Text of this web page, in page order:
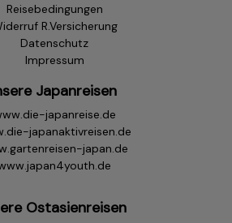
Reisebedingungen
R.Versicherung
Datenschutz
Impressum
Japanreisen
japanreise.de
japanaktivreisen.de
japan.de
Ostasienreisen